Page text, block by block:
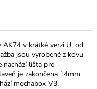
v krátké verzi U, od
jsou vyrobené z kovu
nachází lišta pro
je zakončena 14mm
mechabox V3.